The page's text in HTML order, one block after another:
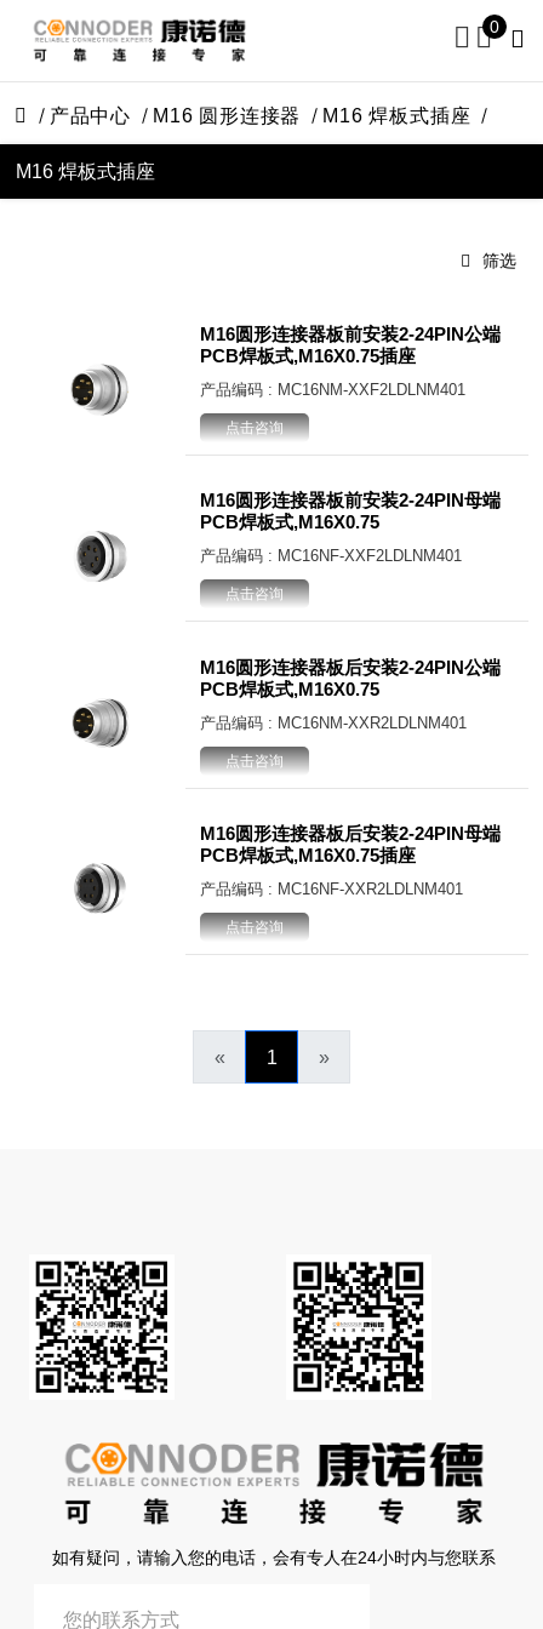
0
产品中心 M16 圆形连接器 M16 焊板式插座
M16 焊板式插座
筛选
M16圆形连接器板前安装2-24PIN公端
PCB焊板式,M16X0.75插座
产品编码 : MC16NM-XXF2LDLNM401
点击咨询
M16圆形连接器板前安装2-24PIN母端
PCB焊板式,M16X0.75
产品编码 : MC16NF-XXF2LDLNM401
点击咨询
M16圆形连接器板后安装2-24PIN公端
PCB焊板式,M16X0.75
产品编码 : MC16NM-XXR2LDLNM401
点击咨询
M16圆形连接器板后安装2-24PIN母端
PCB焊板式,M16X0.75插座
产品编码 : MC16NF-XXR2LDLNM401
点击咨询
« 1 »
如有疑问，请输入您的电话，会有专人在24小时内与您联系